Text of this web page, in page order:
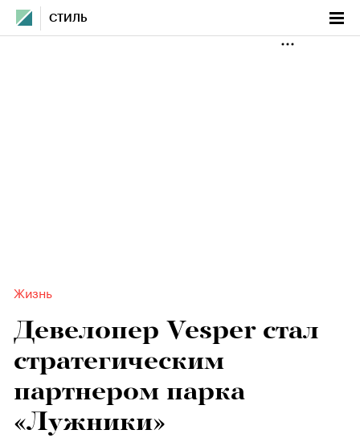
СТИЛЬ
Жизнь
Девелопер Vesper стал
стратегическим
партнером парка
«Лужники»